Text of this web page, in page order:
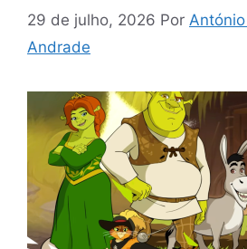
29 de julho, 2026 Por
Andrade